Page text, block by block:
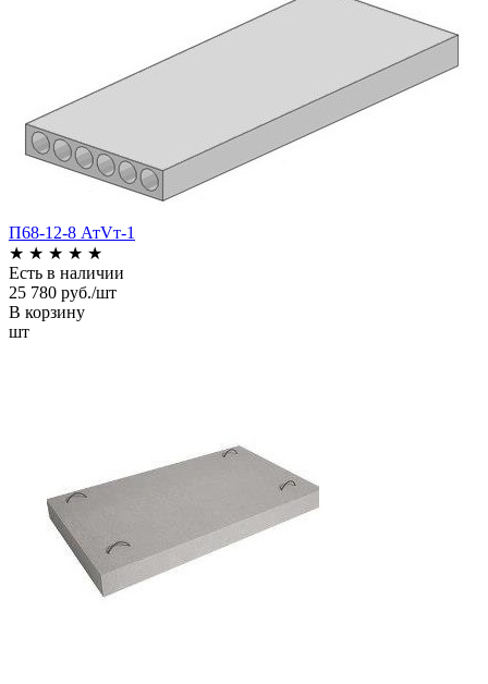
П68-12-8 АтVт-1
★ ★ ★ ★ ★
Есть в наличии
25 780 руб./шт
В корзину
шт